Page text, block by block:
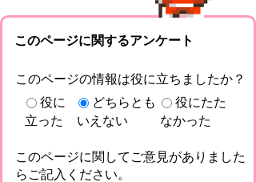
このページに関するアンケート
このページの情報は役に立ちましたか？
役に
立った
どちらとも
いえない
役にたた
なかった
このページに関してご意見がありました
らご記入ください。